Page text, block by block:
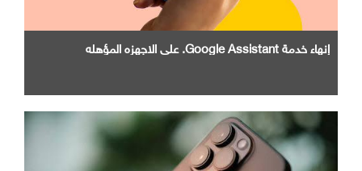
إنهاء خدمة Google Assistant. علي الاجهزه المؤهله